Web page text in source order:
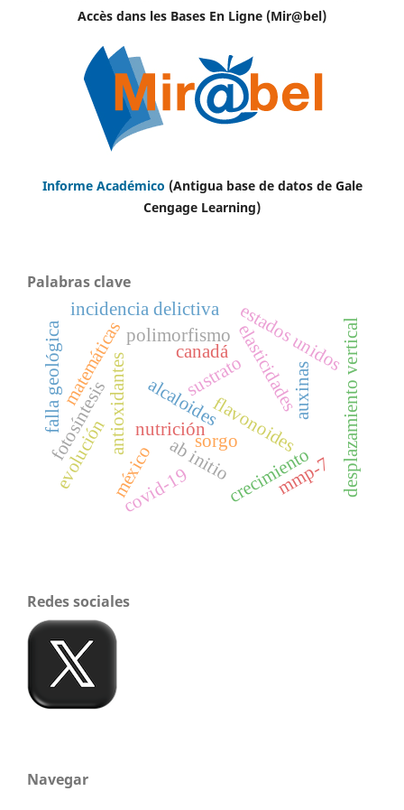
Accès dans les Bases En Ligne (Mir@bel)
Informe Académico (Antigua base de datos de Gale
Cengage Learning)
Palabras clave
antioxidantes
ab initio
alcaloidesflavonoides
elasticidades
méxico
estados unidos
canadá
crecimiento
fotosíntesis nutrición
sustrato
polimorfismo
mmp-7
covid-19
incidencia delictiva
desplazamiento vertical
falla geológica
evolución
matemáticas auxinas
sorgo
Redes sociales
Navegar